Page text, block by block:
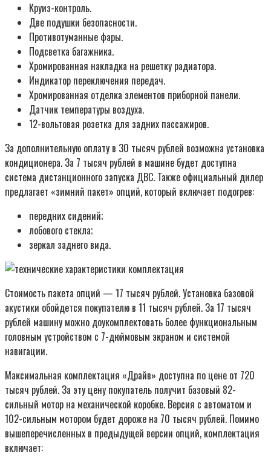
Круиз-контроль.
Две подушки безопасности.
Противотуманные фары.
Подсветка багажника.
Хромированная накладка на решетку радиатора.
Индикатор переключения передач.
Хромированная отделка элементов приборной панели.
Датчик температуры воздуха.
12-вольтовая розетка для задних пассажиров.
За дополнительную оплату в 30 тысяч рублей возможна установка
кондиционера. За 7 тысяч рублей в машине будет доступна
система дистанционного запуска ДВС. Также официальный дилер
предлагает «зимний пакет» опций, который включает подогрев:
передних сидений;
лобового стекла;
зеркал заднего вида.
Стоимость пакета опций — 17 тысяч рублей. Установка базовой
акустики обойдется покупателю в 11 тысяч рублей. За 17 тысяч
рублей машину можно доукомплектовать более функциональным
головным устройством с 7-дюймовым экраном и системой
навигации.
Максимальная комплектация «Драйв» доступна по цене от 720
тысяч рублей. За эту цену покупатель получит базовый 82-
сильный мотор на механической коробке. Версия с автоматом и
102-сильным мотором будет дороже на 70 тысяч рублей. Помимо
вышеперечисленных в предыдущей версии опций, комплектация
включает: